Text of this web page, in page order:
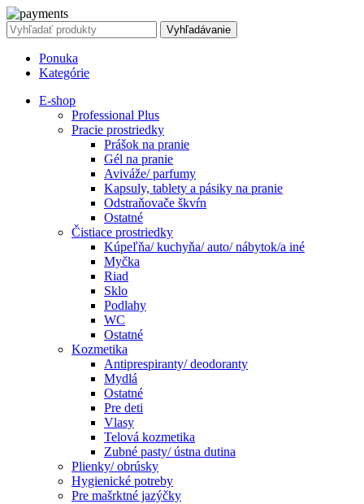
Vyhľadávanie
Ponuka
Kategórie
E-shop
Professional Plus
Pracie prostriedky
Prášok na pranie
Gél na pranie
Aviváže/ parfumy
Kapsuly, tablety a pásiky na pranie
Odstraňovače škvŕn
Ostatné
Čistiace prostriedky
Kúpeľňa/ kuchyňa/ auto/ nábytok/a iné
Myčka
Riad
Sklo
Podlahy
WC
Ostatné
Kozmetika
Antiprespiranty/ deodoranty
Mydlá
Ostatné
Pre deti
Vlasy
Telová kozmetika
Zubné pasty/ ústna dutina
Plienky/ obrúsky
Hygienické potreby
Pre mašrktné jazýčky